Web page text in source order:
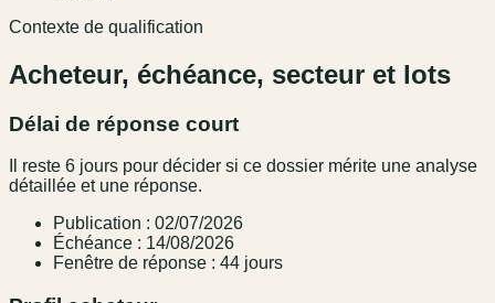
Contexte de qualification
Acheteur, échéance, secteur et lots
Délai de réponse court
Il reste 6 jours pour décider si ce dossier mérite une analyse
détaillée et une réponse.
Publication : 02/07/2026
Échéance : 14/08/2026
Fenêtre de réponse : 44 jours